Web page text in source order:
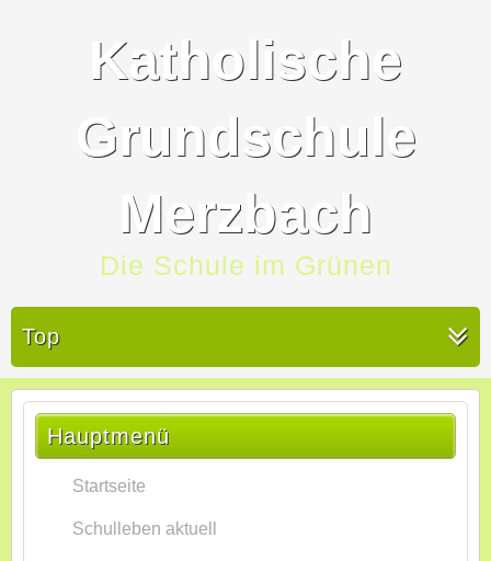
Katholische
Grundschule
Merzbach
Die Schule im Grünen
Top
Hauptmenü
Startseite
Schulleben aktuell